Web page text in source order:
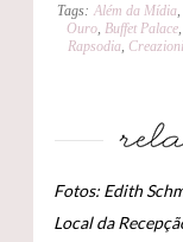
Tags: Além da Mídia
Ouro,Buffet Palace
Rapsodia, Creazioni
Fotos: Edith
Local da